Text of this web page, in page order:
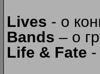
Lives - о
Bands – о
Life & Fate -